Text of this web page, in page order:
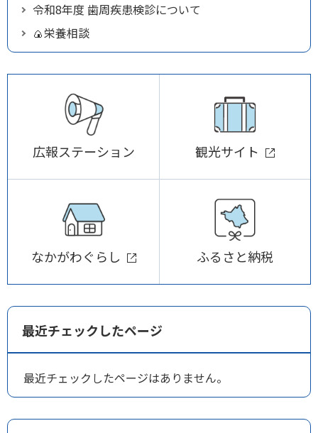
令和8年度 歯周疾患検診について
🍙栄養相談
広報ステーション 観光サイト
なかがわぐらし ふるさと納税
最近チェックしたページ
最近チェックしたページはありません。